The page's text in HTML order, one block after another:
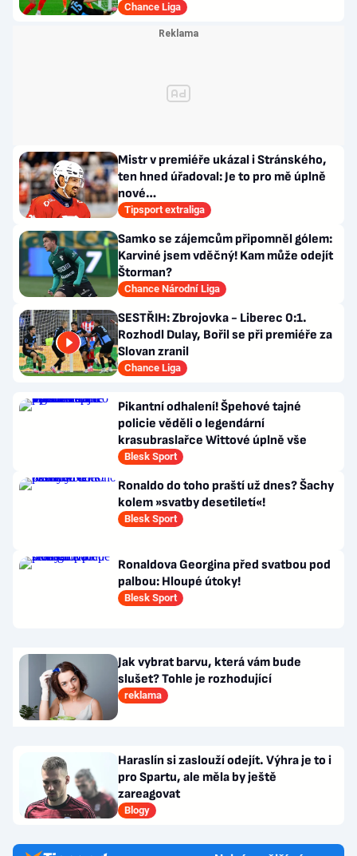
Chance Liga
Mistr v premiéře ukázal i Stránského,
ten hned úřadoval: Je to pro mě úplně
nové…
Tipsport extraliga
Samko se zájemcům připomněl gólem:
Karviné jsem vděčný! Kam může odejít
Štorman?
Chance Národní Liga
SESTŘIH: Zbrojovka - Liberec 0:1.
Rozhodl Dulay, Bořil se při premiéře za
Slovan zranil
Chance Liga
Pikantní odhalení! Špehové tajné
policie věděli o legendární
krasubraslařce Wittové úplně vše
Blesk Sport
Ronaldo do toho praští už dnes? Šachy
kolem »svatby desetiletí«!
Blesk Sport
Ronaldova Georgina před svatbou pod
palbou: Hloupé útoky!
Blesk Sport
Jak vybrat barvu, která vám bude
slušet? Tohle je rozhodující
reklama
Haraslín si zaslouží odejít. Výhra je to i
pro Spartu, ale měla by ještě
zareagovat
Blogy